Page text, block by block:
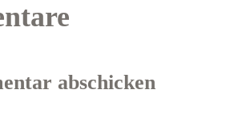
abschicken